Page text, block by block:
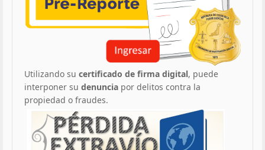
Utilizando su certificado de firma digital, puede
interponer su denuncia por delitos contra la
propiedad o fraudes.